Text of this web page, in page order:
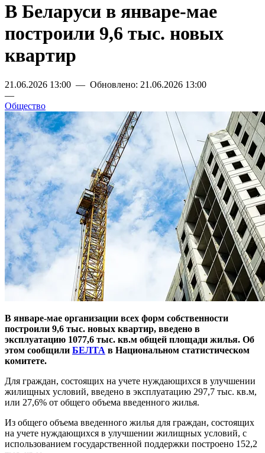
В Беларуси в январе-мае
построили 9,6 тыс. новых
квартир
21.06.2026 13:00 — Обновлено: 21.06.2026 13:00
—
Общество
В январе-мае организации всех форм собственности
построили 9,6 тыс. новых квартир, введено в
эксплуатацию 1077,6 тыс. кв.м общей площади жилья. Об
этом сообщили БЕЛТА в Национальном статистическом
комитете.
Для граждан, состоящих на учете нуждающихся в улучшении
жилищных условий, введено в эксплуатацию 297,7 тыс. кв.м,
или 27,6% от общего объема введенного жилья.
Из общего объема введенного жилья для граждан, состоящих
на учете нуждающихся в улучшении жилищных условий, с
использованием государственной поддержки построено 152,2